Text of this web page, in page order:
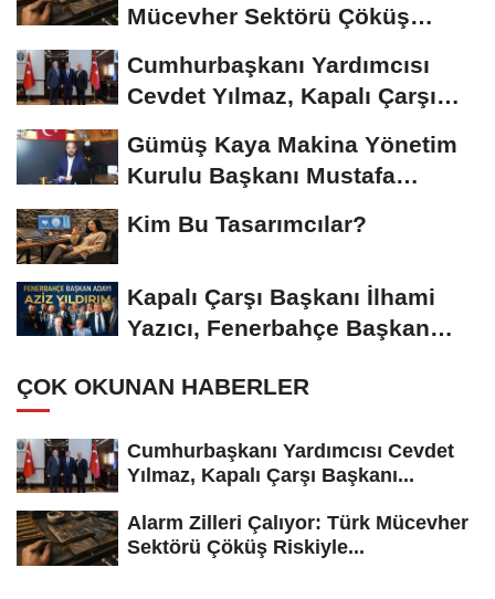
Mücevher Sektörü Çöküş
Cumhurbaşkanı Yardımcısı
Cevdet Yılmaz, Kapalı Çarşı
Gümüş Kaya Makina Yönetim
Kurulu Başkanı Mustafa
Kim Bu Tasarımcılar?
Kapalı Çarşı Başkanı İlhami
Yazıcı, Fenerbahçe Başkan
ÇOK OKUNAN HABERLER
Cumhurbaşkanı Yardımcısı Cevdet
Yılmaz, Kapalı Çarşı Başkanı...
Alarm Zilleri Çalıyor: Türk Mücevher
Sektörü Çöküş Riskiyle...